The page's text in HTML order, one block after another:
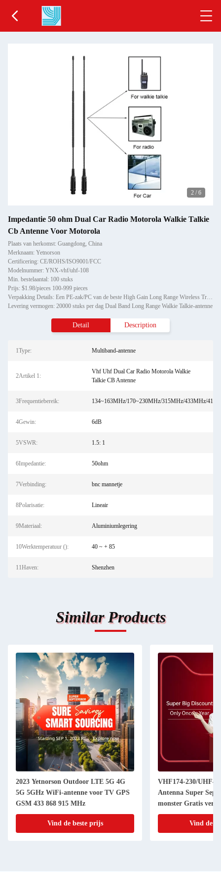
2 / 6
Impedantie 50 ohm Dual Car Radio Motorola Walkie Talkie
Cb Antenne Voor Motorola
Plaats van herkomst: Guangdong, China
Merknaam: Yetnorson
Certificering: CE/ROHS/ISO9001/FCC
Modelnummer: YNX-vhf/uhf-108
Min. bestelaantal: 100 stuks
Prijs: $1.98/pieces 100-999 pieces
Verpakking Details: Een PE-zak/PC van de beste High Gain Long Range Wireless Truck 27mhz Vhf Uhf Dual Car Radio Motorola
Levering vermogen: 20000 stuks per dag Dual Band Long Range Walkie Talkie-antenne
Detail Description
1Type: Multiband-antenne
2Artikel 1:
Vhf Uhf Dual Car Radio Motorola Walkie
Talkie CB Antenne
3Frequentiebereik: 134~163MHz/170~230MHz/315MHz/433MHz/
4Gewin: 6dB
5VSWR: 1.5: 1
6Impedantie: 50ohm
7Verbinding: bnc mannetje
8Polarisatie: Lineair
9Materiaal: Aluminiumlegering
10Werktemperatuur (): 40 ~ + 85
11Haven: Shenzhen
Similar Products
2023 Yetnorson Outdoor LTE 5G 4G
5G 5GHz WiFi-antenne voor TV GPS
GSM 433 868 915 MHz
Vind de beste prijs
VHF174-230/
Antenna Super
monster Gratis
Vind de